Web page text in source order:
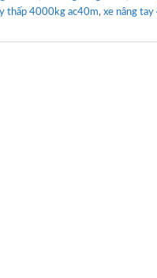
thấp 4000kg ac40m, xe nâng